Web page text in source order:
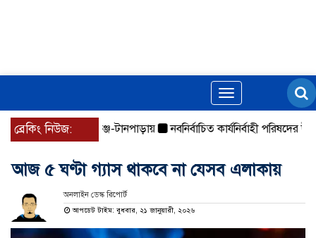
Toggle
navigation
ব্রেকিং নিউজ:
নতুন উদ্যোগ নিকুঞ্জ-টানপাড়ায় নবনির্বাচিত কার্যনির্বাহী পরিষদের
আজ ৫ ঘণ্টা গ্যাস থাকবে না যেসব এলাকায়
অনলাইন ডেস্ক রিপোর্ট
আপডেট টাইম: বুধবার, ২১ জানুয়ারী, ২০২৬